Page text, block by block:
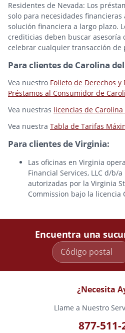
Residentes de Nevada: Los
solo para necesidades financieras
solución financiera a largo plazo.
crediticias deben buscar asesoría
celebrar cualquier transacción de
Para clientes de Carolina
Vea nuestro Folleto de Derechos
Préstamos al Consumidor de
Vea nuestras licencias de
Vea nuestra Tabla de Tarifas
Para clientes de Virginia:
Las oficinas en Virginia
Financial Services, LLC d/b/
autorizadas por la Virginia
Commission bajo la licencia
Encuentra una
¿Necesita
Llame a Nuestro
877-511-